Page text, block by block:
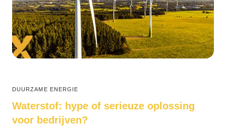
DUURZAME ENERGIE
Waterstof: hype of serieuze oplossing
voor bedrijven?